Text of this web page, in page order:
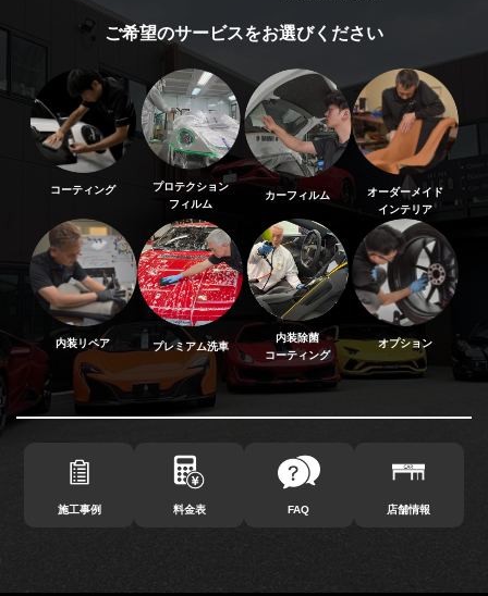
ご希望のサービスをお選びください
コーティング
プロテクション
フィルム
カーフィルム
オーダーメイド
インテリア
内装リペア プレミアム洗車
内装除菌
コーティング
オプション
施工事例 料金表 FAQ 店舗情報